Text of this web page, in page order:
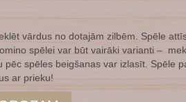
vārdus no dotajām zilbēm. Spēle
spēlei var būt vairāki varianti –
pēc spēles beigšanas var izlasīt. Spēle
ar prieku!